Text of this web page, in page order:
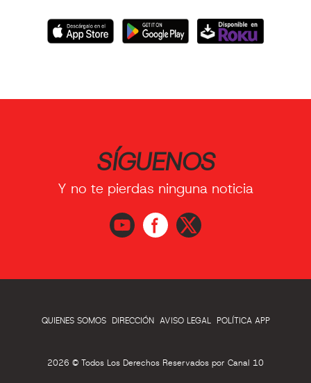
SÍGUENOS
Y no te pierdas ninguna noticia
QUIENES SOMOS DIRECCIÓN AVISO LEGAL POLÍTICA APP
2026 © Todos Los Derechos Reservados por Canal 10